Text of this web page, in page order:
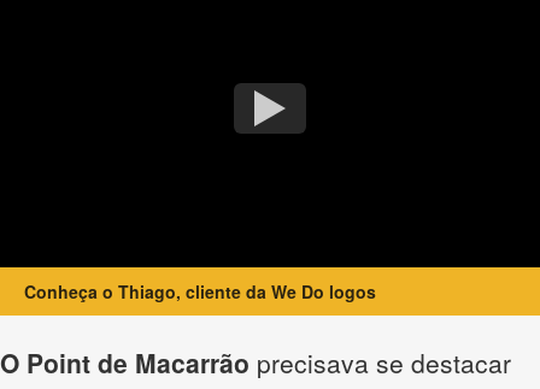
Conheça o Thiago, cliente da We Do logos
O Point de Macarrão precisava se destacar